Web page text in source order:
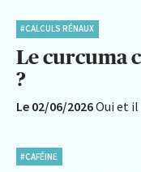
#CALCULS RÉNAUX
Le curcuma
?
Le 02/06/2026Oui et il
#CAFÉINE